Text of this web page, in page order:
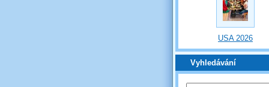
USA 2026
Vyhledávání